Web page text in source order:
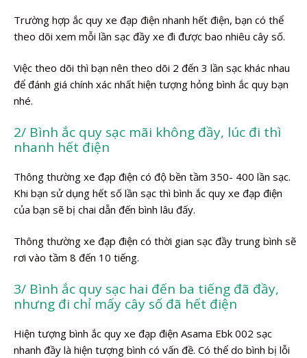
Trường hợp ắc quy xe đạp điện nhanh hết điện, bạn có thể
theo dõi xem mỗi lần sạc đầy xe đi được bao nhiêu cây số.
Việc theo dõi thì bạn nên theo dõi 2 đến 3 lần sạc khác nhau
để đánh giá chính xác nhất hiện tượng hỏng bình ắc quy bạn
nhé.
2/ Bình ắc quy sạc mãi không đầy, lúc đi thì
nhanh hết điện
Thông thường xe đạp điện có độ bền tầm 350- 400 lần sạc.
Khi bạn sử dụng hết số lần sạc thì bình ắc quy xe đạp điện
của bạn sẽ bị chai dẫn đến bình lâu đấy.
Thông thường xe đạp điện có thời gian sạc đầy trung bình sẽ
rơi vào tầm 8 đến 10 tiếng.
3/ Bình ắc quy sạc hai đến ba tiếng đã đầy,
nhưng đi chỉ mấy cây số đã hết điện
Hiện tượng bình ắc quy xe đạp điện Asama Ebk 002 sạc
nhanh đầy là hiện tượng bình có vấn đề. Có thể do bình bị lỗi